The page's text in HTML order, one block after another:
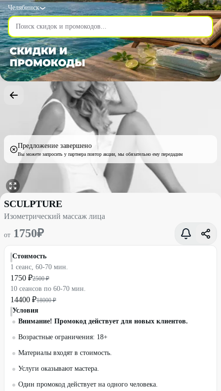
Челябинск
Предложение завершено
Вы можете запросить у партнера повтор акции, мы обязательно ему передадим
Изометрический массаж лица со скидкой до 30% -
SCULPTURE
Изометрический массаж лица
от 1750₽
Стоимость
1 сеанс, 60-70 мин.
1750 ₽2500 ₽
10 сеансов по 60-70 мин.
14400 ₽18000 ₽
Условия
Внимание! Промокод действует для новых клиентов.
Возрастные ограничения: 18+
Материалы входят в стоимость.
Услуги оказывают мастера.
Один промокод действует на одного человека.